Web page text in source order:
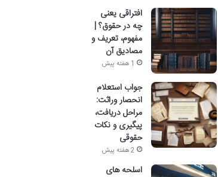
افتراقی یعنی
چه در حقوق؟ |
مفهوم، تعریف و
مصادیق آن
1 هفته پیش
جواب استعلام
انحصار وراثت:
مراحل دریافت،
پیگیری و نکات
حقوقی
2 هفته پیش
اسلحه های